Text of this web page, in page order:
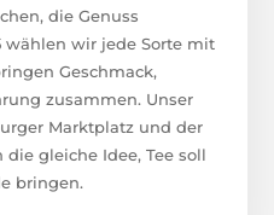
die Genuss
wählen wir jede Sorte mit
Geschmack,
zusammen. Unser
Marktplatz und der
gleiche Idee, Tee soll
bringen.